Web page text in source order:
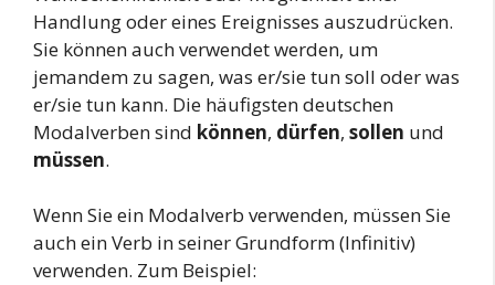
Handlung oder eines Ereignisses auszudrücken.
Sie können auch verwendet werden, um
jemandem zu sagen, was er/sie tun soll oder was
er/sie tun kann. Die häufigsten deutschen
Modalverben sind können, dürfen, sollen und
müssen.
Wenn Sie ein Modalverb verwenden, müssen Sie
auch ein Verb in seiner Grundform (Infinitiv)
verwenden. Zum Beispiel: